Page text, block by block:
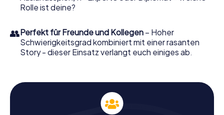
Rolle ist deine?
👥Perfekt für Freunde und Kollegen – Hoher
Schwierigkeitsgrad kombiniert mit einer rasanten
Story - dieser Einsatz verlangt euch einiges ab.